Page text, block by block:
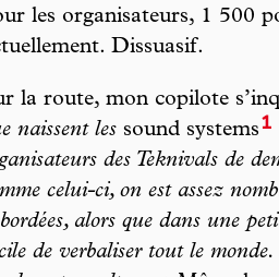
les organisateurs, 1 500
Dissuasif.
la route, mon copilote
naissent les sound systems1
des Teknivals de
celui-ci, on est assez
alors que dans une
de verbaliser tout le monde.